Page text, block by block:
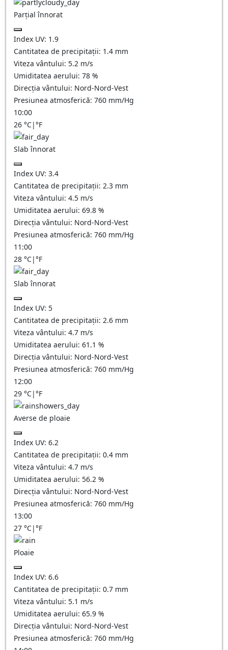
Parțial înnorat
Index UV: 1.9
Cantitatea de precipitații: 1.4 mm
Viteza vântului: 5.2 m/s
Umiditatea aerului: 78 %
Direcția vântului: Nord-Nord-Vest
Presiunea atmosferică: 760 mm/Hg
10:00
26 °C|°F
Slab înnorat
Index UV: 3.4
Cantitatea de precipitații: 2.3 mm
Viteza vântului: 4.5 m/s
Umiditatea aerului: 69.8 %
Direcția vântului: Nord-Nord-Vest
Presiunea atmosferică: 760 mm/Hg
11:00
28 °C|°F
Slab înnorat
Index UV: 5
Cantitatea de precipitații: 2.6 mm
Viteza vântului: 4.7 m/s
Umiditatea aerului: 61.1 %
Direcția vântului: Nord-Nord-Vest
Presiunea atmosferică: 760 mm/Hg
12:00
29 °C|°F
Averse de ploaie
Index UV: 6.2
Cantitatea de precipitații: 0.4 mm
Viteza vântului: 4.7 m/s
Umiditatea aerului: 56.2 %
Direcția vântului: Nord-Nord-Vest
Presiunea atmosferică: 760 mm/Hg
13:00
27 °C|°F
Ploaie
Index UV: 6.6
Cantitatea de precipitații: 0.7 mm
Viteza vântului: 5.1 m/s
Umiditatea aerului: 65.9 %
Direcția vântului: Nord-Nord-Vest
Presiunea atmosferică: 760 mm/Hg